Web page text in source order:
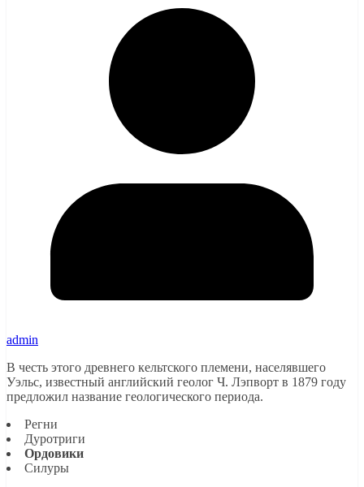
admin
В честь этого древнего кельтского племени, населявшего
Уэльс, известный английский геолог Ч. Лэпворт в 1879 году
предложил название геологического периода.
Регни
Дуротриги
Ордовики
Силуры